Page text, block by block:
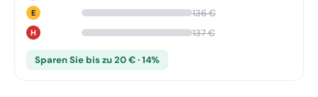
E 136€
H 137€
Sparen Sie bis zu 20 € · 14%